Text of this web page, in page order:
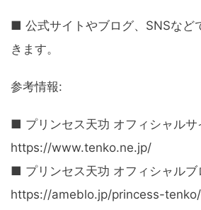
■ 公式サイトやブログ、SNSなど
きます。
参考情報:
■ プリンセス天功 オフィシャルサ
https://www.tenko.ne.jp/
■ プリンセス天功 オフィシャルブ
https://ameblo.jp/princess-tenko/